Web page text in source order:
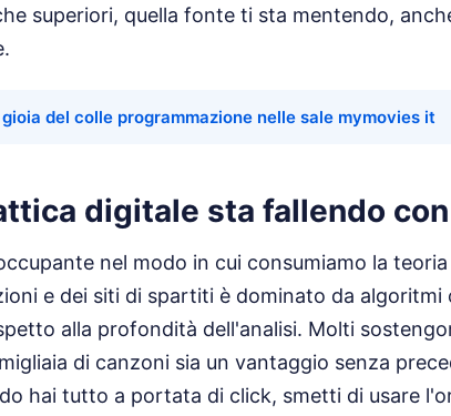
superiori, quella fonte ti sta mentendo,
del colle programmazione nelle sale mymovies it
digitale sta fallendo
nel modo in cui consumiamo la
e dei siti di spartiti è dominato da algoritmi
alla profondità dell'analisi. Molti
di canzoni sia un vantaggio senza
hai tutto a portata di click, smetti di usare